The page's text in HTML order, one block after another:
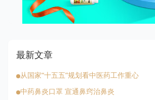
最新文章
从国家“十五五”规划看中医药工作重心
中药鼻炎口罩 宣通鼻窍治鼻炎